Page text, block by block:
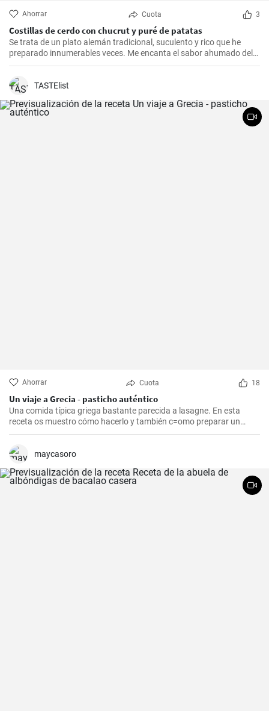
Ahorrar Cuota 3
Costillas de cerdo con chucrut y puré de patatas
Se trata de un plato alemán tradicional, suculento y rico que he
preparado innumerables veces. Me encanta el sabor ahumado del
Kassler combinado con el chucrut ácido y el cremoso puré de
es un delicioso plato reconfortante en los días más fríos.
TASTElist
Ahorrar Cuota 18
Un viaje a Grecia - pasticho auténtico
Una comida típica griega bastante parecida a lasagne. En esta
receta os muestro cómo hacerlo y también c=omo preparar un
bechamel auténtico.
maycasoro